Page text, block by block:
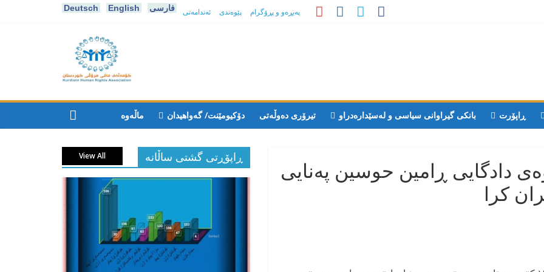
Deutsch English فارسی پەیڕەو و پڕۆگرام پێوەندی ئەندامەتی
كۆمه‌ڵه‌ی
مافی
مرۆڤی
کوردستان
ڕاپۆرت بانکی گیراوانی سیاسی و لەسێدارەدراو تیرۆری دەوڵەتی دۆکیومێنت/ گەواهیدان ماڵەوە
دادگایی ڕامین حوسین پەنایی
کرا
ڕاپۆڕتی گشتی ساڵانه View All